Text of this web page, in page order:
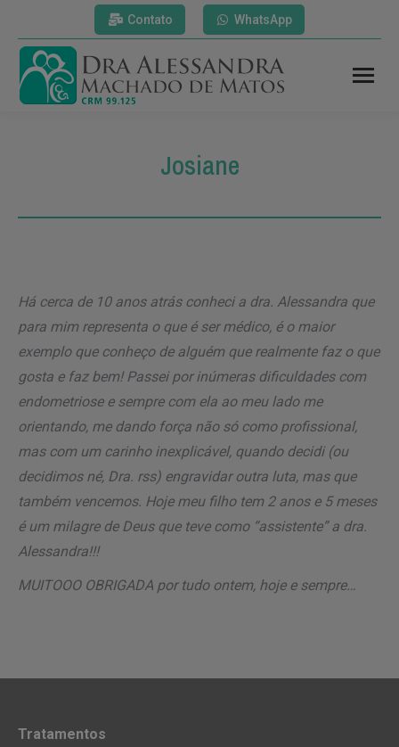
Contato WhatsApp
Josiane
Há cerca de 10 anos atrás conheci a dra. Alessandra que
para mim representa o que é ser médico, é o maior
exemplo que conheço de alguém que realmente faz o que
gosta e faz bem! Passei por inúmeras dificuldades com
endometriose e sempre com ela ao meu lado me
orientando, me dando força não só como profissional,
mas com um carinho inexplicável, quando decidi (ou
decidimos né, Dra. rss) engravidar outra luta, mas que
também vencemos. Hoje meu filho tem 2 anos e 5 meses
é um milagre de Deus que teve como “assistente” a dra.
Alessandra!!!
MUITOOO OBRIGADA por tudo ontem, hoje e sempre…
Tratamentos